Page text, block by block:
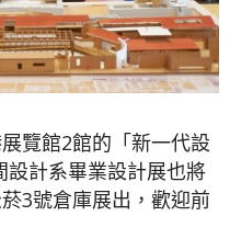
覽館2館的「新一代設
設計系畢業設計展也將
3號倉庫展出，歡迎前